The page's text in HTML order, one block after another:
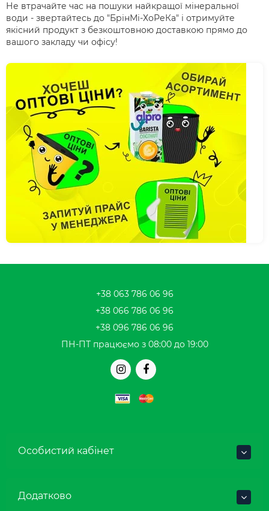
Не втрачайте час на пошуки найкращої мінеральної
води - звертайтесь до "БрінМі-ХоРеКа" і отримуйте
якісний продукт з безкоштовною доставкою прямо до
вашого закладу чи офісу!
+38 063 786 06 96
+38 066 786 06 96
+38 096 786 06 96
ПН-ПТ працюємо з 08:00 до 19:00
Особистий кабінет
Додатково